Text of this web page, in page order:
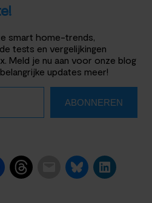
smart home-trends,
tests en vergelijkingen
Meld je nu aan voor onze blog
updates meer!
ABONNEREN